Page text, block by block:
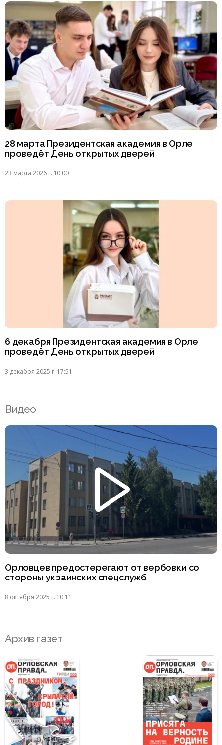
28 марта Президентская академия в Орле
проведёт День открытых дверей
23 марта 2026 г. 10:00
6 декабря Президентская академия в Орле
проведёт День открытых дверей
3 декабря 2025 г. 17:51
Видео
Орловцев предостерегают от вербовки со
стороны украинских спецслужб
8 октября 2025 г. 10:11
Архив газет